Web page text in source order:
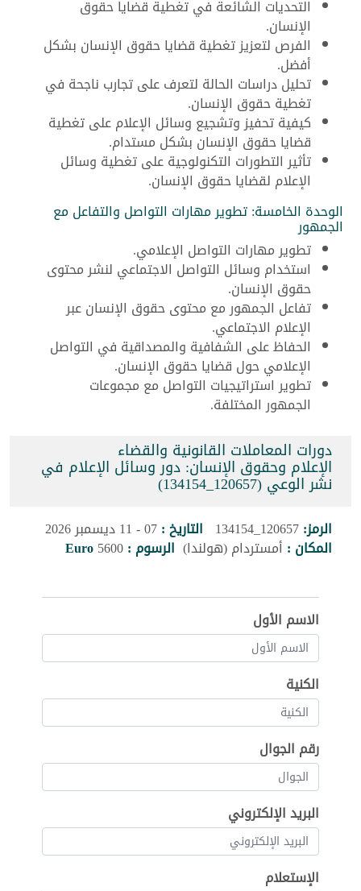
التحديات الشائعة في تغطية قضايا حقوق
الإنسان.
الفرص لتعزيز تغطية قضايا حقوق الإنسان بشكل
أفضل.
تحليل دراسات الحالة لتعرف على تجارب ناجحة في
تغطية حقوق الإنسان.
كيفية تحفيز وتشجيع وسائل الإعلام على تغطية
قضايا حقوق الإنسان بشكل مستدام.
تأثير التطورات التكنولوجية على تغطية وسائل
الإعلام لقضايا حقوق الإنسان.
الوحدة الخامسة: تطوير مهارات التواصل والتفاعل مع
الجمهور
تطوير مهارات التواصل الإعلامي.
استخدام وسائل التواصل الاجتماعي لنشر محتوى
حقوق الإنسان.
تفاعل الجمهور مع محتوى حقوق الإنسان عبر
الإعلام الاجتماعي.
الحفاظ على الشفافية والمصداقية في التواصل
الإعلامي حول قضايا حقوق الإنسان.
تطوير استراتيجيات التواصل مع مجموعات
الجمهور المختلفة.
دورات المعاملات القانونية والقضاء
الإعلام وحقوق الإنسان: دور وسائل الإعلام في
نشر الوعي (120657_134154)
الرمز:120657_134154 التاريخ :07 - 11 ديسمبر 2026
المكان : أمستردام (هولندا) الرسوم :5600
Euro
الاسم الأول
الكنية
رقم الجوال
البريد الإلكتروني
الإستعلام